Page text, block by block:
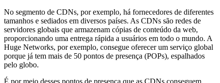
No segmento de CDNs, por exemplo, há fornecedores de diferentes
tamanhos e sediados em diversos países. As CDNs são redes de
servidores globais que armazenam cópias de conteúdo da web,
proporcionando uma entrega rápida a usuários em todo o mundo. A
Huge Networks, por exemplo, consegue oferecer um serviço global
porque já tem mais de 50 pontos de presença (POPs), espalhados
pelo globo.
É por meio desses pontos de presença que as CDNs conseguem